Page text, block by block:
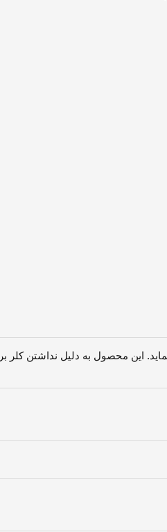
این محصول به دلیل نداشتن